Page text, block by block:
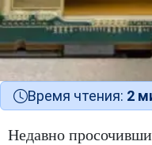
Время чтения: 2
Недавно